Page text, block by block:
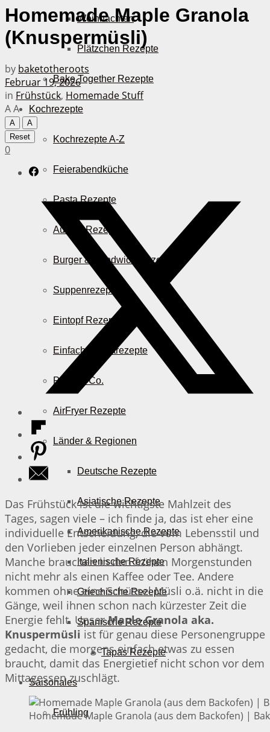
Weihnachten
Plätzchen Rezepte
Bake Together Rezepte
Kochrezepte
Kochrezepte A-Z
Feierabendküche
Pasta Rezepte
Auflauf Rezepte
Burger & Sandwich Rezepte
Suppenrezepte
Eintopf Rezepte
Einfache Salatrezepte
Pizza & Co.
AirFryer Rezepte
Länder & Regionen
Deutsche Rezepte
Asiatische Rezepte
Amerikanische Rezepte
Italienische Rezepte
Griechische Rezepte
Spanische Rezepte
Tapas Rezepte
Saisonales
Frühling
Homemade Maple Granola
(Knuspermüsli)
by baketotheroots
Februar 19, 2026
in Frühstück, Homemade Stuff
AA
A
A
Reset
0
Das Frühstück ist die wichtigste Mahlzeit des
Tages, sagen viele – ich finde ja, das ist eher eine
individuelle Entscheidung, die vom Lebensstil und
den Vorlieben jeder einzelnen Person abhängt.
Manche brauchen in den frühen Morgenstunden
nicht mehr als einen Kaffee oder Tee. Andere
kommen ohne eine Schüssel Müsli o.ä. nicht in die
Gänge, weil ihnen schon nach kürzester Zeit die
Energie fehlt. UnserMaple Granola aka.
Knuspermüsli ist für genau diese Personengruppe
gedacht, die morgens einfach etwas zu essen
braucht, damit das Energietief nicht schon vor dem
Mittagessen zuschlägt.
Homemade Maple Granola (aus dem Backofen) |